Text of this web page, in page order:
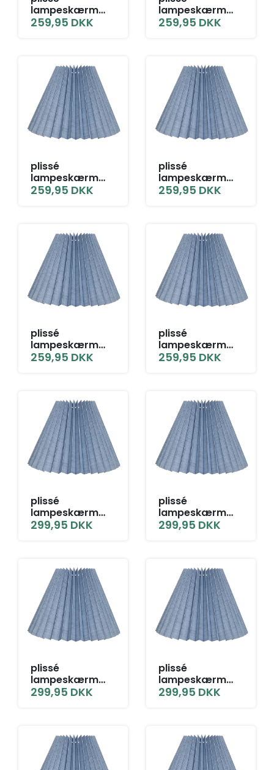
lampeskærm
12x25x32 BR grå
259,95 DKK
lampeskærm
12x25x32 L-E27
259,95 DKK
plissé
lampeskærm
12x25x32 LNF grå
259,95 DKK
plissé
lampeskærm
12x25x32 SK grå
259,95 DKK
plissé
lampeskærm
12x25x32 L-E27
259,95 DKK
plissé
lampeskærm
12x25x32 TNF
259,95 DKK
plissé
lampeskærm
14x27x40 BR grå
299,95 DKK
plissé
lampeskærm
14x27x40 L-E27
299,95 DKK
plissé
lampeskærm
14x27x40 LNF
299,95 DKK
plissé
lampeskærm
14x27x40 T-E27
299,95 DKK